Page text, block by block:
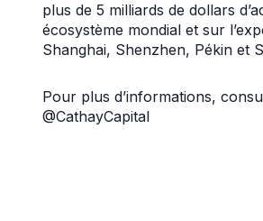
plus de 5 milliards de dollars
écosystème mondial et sur
Shanghai, Shenzhen, Pékin et
Pour plus d’informations,
@CathayCapital